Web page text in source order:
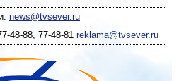
news@tvsever.ru
48-88, 77-48-81 reklama@tvsever.ru